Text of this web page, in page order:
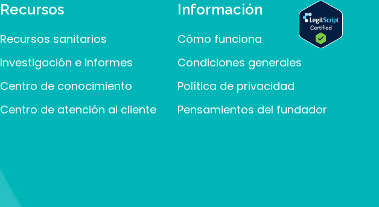
Recursos
Recursos sanitarios
Investigación e informes
Centro de conocimiento
Centro de atención al cliente
Información
Cómo funciona
Condiciones generales
Política de privacidad
Pensamientos del fundador